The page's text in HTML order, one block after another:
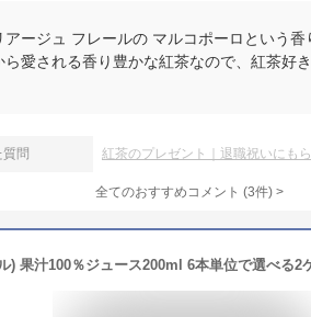
ージュ フレールの マルコポーロという
ら愛される香り豊かな紅茶なので、紅茶好
問 紅茶のプレゼント｜退職祝いにも
全てのおすすめコメント (3件) >